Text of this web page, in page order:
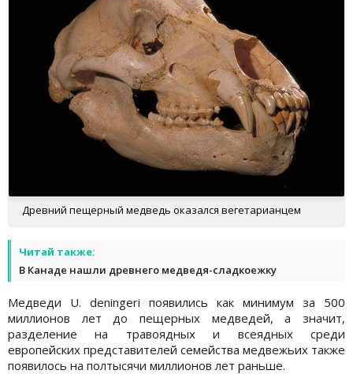
Древний пещерный медведь оказался вегетарианцем
Читай также:
В Канаде нашли древнего медведя-сладкоежку
Медведи U. deningeri появились как минимум за 500
миллионов лет до пещерных медведей, а значит,
разделение на травоядных и всеядных среди
европейских представителей семейства медвежьих также
появилось на полтысячи миллионов лет раньше.